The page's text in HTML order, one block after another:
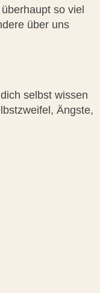
so viel
über uns
selbst wissen
Ängste,